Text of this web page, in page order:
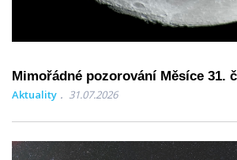
Mimořádné pozorování Měsíce 31.
Aktuality 31.07.2026